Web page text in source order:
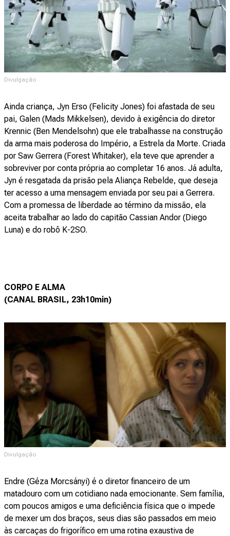
Divulgação
Ainda criança, Jyn Erso (Felicity Jones) foi afastada de seu
pai, Galen (Mads Mikkelsen), devido à exigência do diretor
Krennic (Ben Mendelsohn) que ele trabalhasse na construção
da arma mais poderosa do Império, a Estrela da Morte. Criada
por Saw Gerrera (Forest Whitaker), ela teve que aprender a
sobreviver por conta própria ao completar 16 anos. Já adulta,
Jyn é resgatada da prisão pela Aliança Rebelde, que deseja
ter acesso a uma mensagem enviada por seu pai a Gerrera.
Com a promessa de liberdade ao término da missão, ela
aceita trabalhar ao lado do capitão Cassian Andor (Diego
Luna) e do robô K-2SO.
CORPO E ALMA
(CANAL BRASIL, 23h10min)
Divulgação
Endre (Géza Morcsányi) é o diretor financeiro de um
matadouro com um cotidiano nada emocionante. Sem família,
com poucos amigos e uma deficiência física que o impede
de mexer um dos braços, seus dias são passados em meio
às carcaças do frigorífico em uma rotina exaustiva de